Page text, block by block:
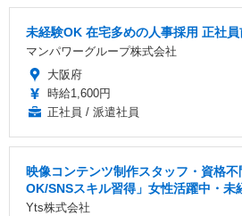
未経験OK 在宅多めの人事採用 正社
マンパワーグループ株式会社
大阪府
時給1,600円
正社員 / 派遣社員
映像コンテンツ制作スタッフ・資格
OK/SNSスキル習得」女性活躍中・未
Yts株式会社